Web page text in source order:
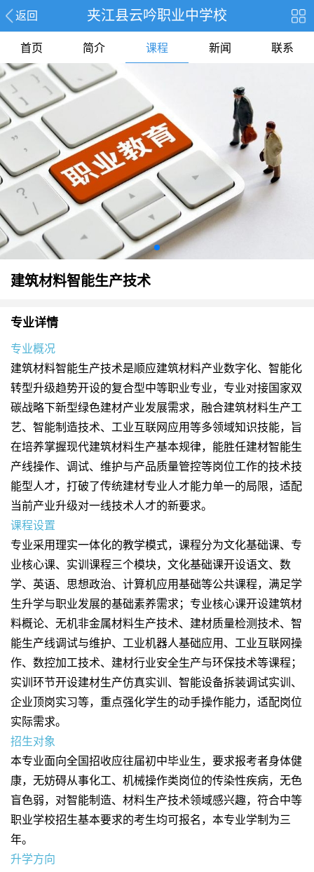
返回 夹江县云吟职业中学校
首页 简介 课程 新闻 联系
建筑材料智能生产技术
专业详情
专业概况
建筑材料智能生产技术是顺应建筑材料产业数字化、智能化
转型升级趋势开设的复合型中等职业专业，专业对接国家双
碳战略下新型绿色建材产业发展需求，融合建筑材料生产工
艺、智能制造技术、工业互联网应用等多领域知识技能，旨
在培养掌握现代建筑材料生产基本规律，能胜任建材智能生
产线操作、调试、维护与产品质量管控等岗位工作的技术技
能型人才，打破了传统建材专业人才能力单一的局限，适配
当前产业升级对一线技术人才的新要求。
课程设置
专业采用理实一体化的教学模式，课程分为文化基础课、专
业核心课、实训课程三个模块，文化基础课开设语文、数
学、英语、思想政治、计算机应用基础等公共课程，满足学
生升学与职业发展的基础素养需求；专业核心课开设建筑材
料概论、无机非金属材料生产技术、建材质量检测技术、智
能生产线调试与维护、工业机器人基础应用、工业互联网操
作、数控加工技术、建材行业安全生产与环保技术等课程；
实训环节开设建材生产仿真实训、智能设备拆装调试实训、
企业顶岗实习等，重点强化学生的动手操作能力，适配岗位
实际需求。
招生对象
本专业面向全国招收应往届初中毕业生，要求报考者身体健
康，无妨碍从事化工、机械操作类岗位的传染性疾病，无色
盲色弱，对智能制造、材料生产技术领域感兴趣，符合中等
职业学校招生基本要求的考生均可报名，本专业学制为三
年。
升学方向